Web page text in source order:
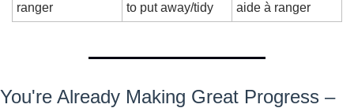
ranger to put away/tidy aide à ranger
You're Already Making Great Progress –